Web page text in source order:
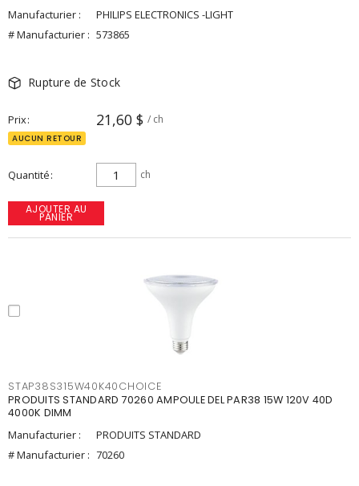
Manufacturier :
PHILIPS ELECTRONICS -LIGHT
# Manufacturier : 573865
Rupture de Stock
Prix 21,60 $ / ch
AUCUN RETOUR
Quantité ch
AJOUTER AU
PANIER
STAP38S315W40K40CHOICE
PRODUITS STANDARD 70260 AMPOULE DEL PAR38 15W 120V 40D
4000K DIMM
Manufacturier :
PRODUITS STANDARD
# Manufacturier : 70260